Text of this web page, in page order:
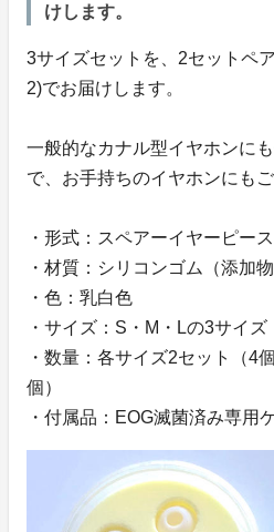
けします。
3サイズセットを、2セットペ
2)でお届けします。
一般的なカナル型イヤホンに
で、お手持ちのイヤホンにも
・形式：スペアーイヤーピース
・材質：シリコンゴム（添加物
・色：乳白色
・サイズ：S・M・Lの3サイズ
・数量：各サイズ2セット（4
個）
・付属品：EOG滅菌済み専用